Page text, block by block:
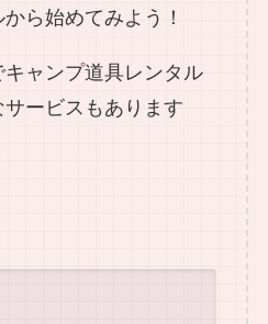
ら始めてみよう！
ャンプ道具レンタル
ービスもあります